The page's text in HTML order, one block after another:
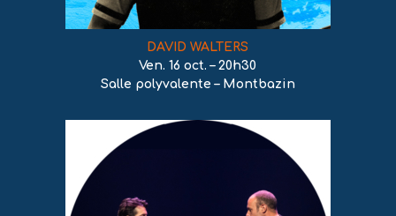
DAVID WALTERS
Ven. 16 oct. – 20h30
Salle polyvalente – Montbazin